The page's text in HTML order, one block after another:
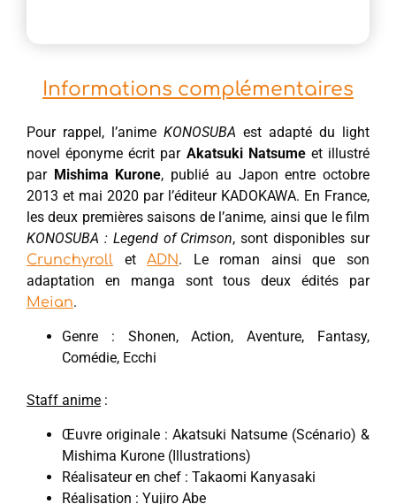
Informations complémentaires
Pour rappel, l’anime KONOSUBA est adapté du light
novel éponyme écrit par Akatsuki Natsumeet illustré
par Mishima Kurone, publié au Japon entre octobre
2013 et mai 2020 par l’éditeur KADOKAWA. En France,
les deux premières saisons de l’anime, ainsi que le film
KONOSUBA : Legend of Crimson, sont disponibles sur
Crunchyroll etADN. Le roman ainsi que son
adaptation en manga sont tous deux édités par
Meian.
Genre : Shonen, Action, Aventure, Fantasy,
Comédie, Ecchi
Staff anime :
Œuvre originale : Akatsuki Natsume (Scénario) &
Mishima Kurone (Illustrations)
Réalisateur en chef : Takaomi Kanyasaki
Réalisation : Yujiro Abe